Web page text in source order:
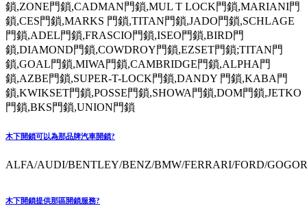
鎖,ZONE門鎖,CADMAN門鎖,MUL T LOCK門鎖,MARIANI門
鎖,CES門鎖,MARKS 門鎖,TITAN門鎖,JADO門鎖,SCHLAGE
門鎖,ADEL門鎖,FRASCIO門鎖,ISEO門鎖,BIRD門
鎖,DIAMOND門鎖,COWDROY門鎖,EZSET門鎖;TITAN門
鎖,GOAL門鎖,MIWA門鎖,CAMBRIDGE門鎖,ALPHA門
鎖,AZBE門鎖,SUPER-T-LOCK門鎖,DANDY 門鎖,KABA門
鎖,KWIKSET門鎖,POSSE門鎖,SHOWA門鎖,DOM門鎖,JETKO
門鎖,BKS門鎖,UNION門鎖
木下開鎖可以為那品牌汽車開鎖?
ALFA/AUDI/BENTLEY/BENZ/BMW/FERRARI/FORD/
木下開鎖提供那區開鎖服務?